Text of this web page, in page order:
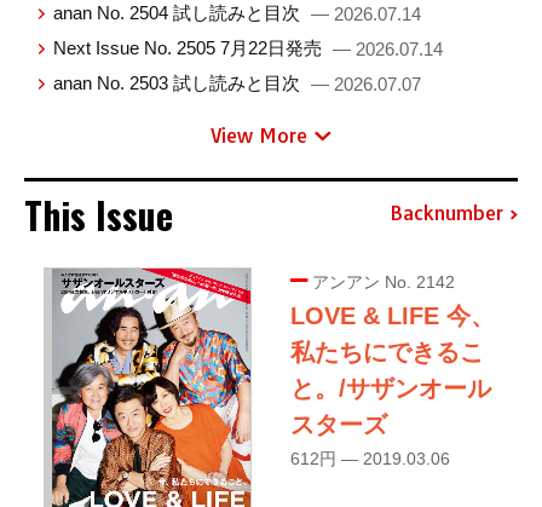
anan No. 2504 試し読みと目次 — 2026.07.14
Next Issue No. 2505 7月22日発売 — 2026.07.14
anan No. 2503 試し読みと目次 — 2026.07.07
View More
This Issue Backnumber
アンアン No. 2142
LOVE & LIFE 今、
私たちにできるこ
と。/サザンオール
スターズ
612円 — 2019.03.06